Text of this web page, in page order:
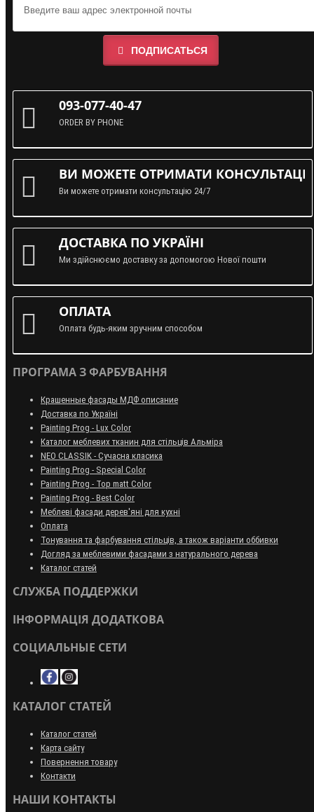
ПОДПИСАТЬСЯ
093-077-40-47
ORDER BY PHONE
ВИ МОЖЕТЕ ОТРИМАТИ
Ви можете отримати консультацію 24/7
ДОСТАВКА ПО УКРАЇНІ
Ми здійснюємо доставку за допомогою Нової пошти
ОПЛАТА
Оплата будь-яким зручним способом
ПРОГРАМА З ФАРБУВАННЯ
Крашенные фасады МДФ описание
Доставка по Україні
Painting Prog - Lux Color
Каталог меблевих тканин для стільців Альміра
NEO CLASSIK - Сучасна класика
Painting Prog - Special Color
Painting Prog - Top matt Color
Painting Prog - Best Color
Меблеві фасади дерев'яні для кухні
Оплата
Тонування та фарбування стільців, а також варіанти оббивки
Догляд за меблевими фасадами з натурального дерева
Каталог статей
СЛУЖБА ПОДДЕРЖКИ
ІНФОРМАЦІЯ ДОДАТКОВА
СОЦИАЛЬНЫЕ СЕТИ
КАТАЛОГ СТАТЕЙ
Каталог статей
Карта сайту
Повернення товару
Контакти
НАШИ КОНТАКТЫ